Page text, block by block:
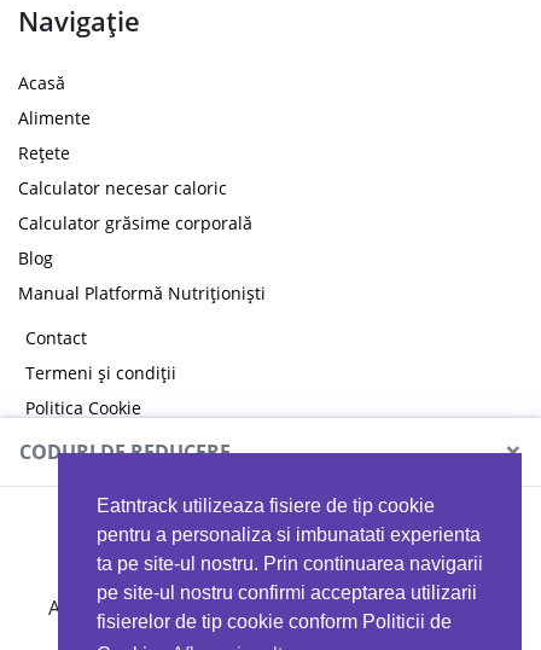
Eatntrack utilizeaza fisiere de tip cookie
pentru a personaliza si imbunatati experienta
ta pe site-ul nostru. Prin continuarea navigarii
pe site-ul nostru confirmi acceptarea utilizarii
fisierelor de tip cookie conform Politicii de
Navigație
Acasă
Alimente
Rețete
Calculator necesar caloric
Calculator grăsime corporală
Blog
Manual Platformă Nutriționiști
Contact
Termeni și condiții
Politica Cookie
Politica de confidențialitate
CODURI DE REDUCERE ×
MYPROTEIN
Ai 40%reducere la orice comandă folosind codul
EATTRACK